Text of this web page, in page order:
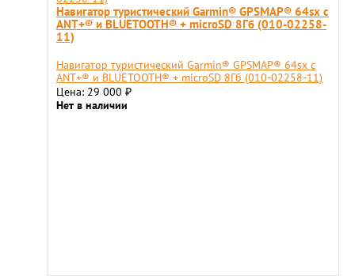
Навигатор туристический Garmin® GPSMAP® 64sx с
ANT+® и BLUETOOTH® + microSD 8Гб (010-02258-
11)
Навигатор туристический Garmin® GPSMAP® 64sx с
ANT+® и BLUETOOTH® + microSD 8Гб (010-02258-11)
Цена: 29 000 ₽
Нет в наличии